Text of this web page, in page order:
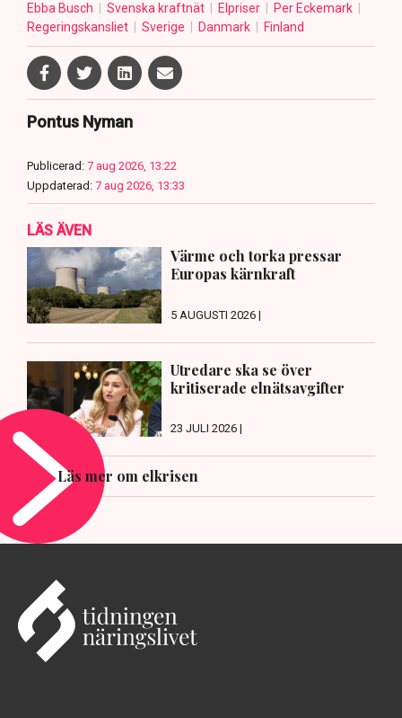
Ebba Busch
Svenska kraftnät Elpriser
Per Eckemark
Regeringskansliet
Sverige Danmark Finland
Pontus Nyman
Publicerad: 7 aug 2026, 13:22
Uppdaterad: 7 aug 2026, 13:33
LÄS ÄVEN
Värme och torka pressar
Europas kärnkraft
5 AUGUSTI 2026 |
Utredare ska se över
kritiserade elnätsavgifter
23 JULI 2026 |
Läs mer om elkrisen